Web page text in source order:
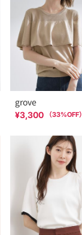
grove
¥3,300 （33%OFF）